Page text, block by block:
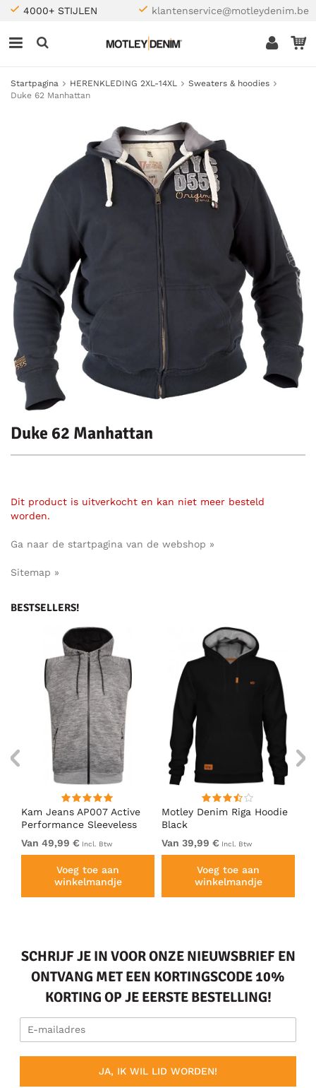
4000+ STIJLEN klantenservice@motleydenim.be
Startpagina HERENKLEDING 2XL-14XL
Sweaters & hoodies
Duke 62 Manhattan
Duke 62 Manhattan
Dit product is uitverkocht en kan niet meer besteld
worden.
Ga naar de startpagina van de webshop »
Sitemap »
BESTSELLERS!
Kam Jeans AP007 Active
Performance Sleeveless
Hoody Grey
Van 49,99 € Incl. Btw
Voeg toe aan
winkelmandje
Motley Denim Riga Hoodie
Black
Van 39,99 € Incl. Btw
Voeg toe aan
winkelmandje
SCHRIJF JE IN VOOR ONZE NIEUWSBRIEF EN
ONTVANG MET EEN KORTINGSCODE 10%
KORTING OP JE EERSTE BESTELLING!
JA, IK WIL LID WORDEN!